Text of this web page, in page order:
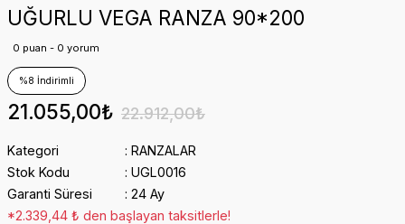
UĞURLU VEGA RANZA 90*200
0 puan - 0 yorum
%8 İndirimli
21.055,00₺ 22.912,00₺
Kategori
RANZALAR
Stok Kodu
UGL0016
Garanti Süresi
24 Ay
*2.339,44 ₺ den başlayan taksitlerle!